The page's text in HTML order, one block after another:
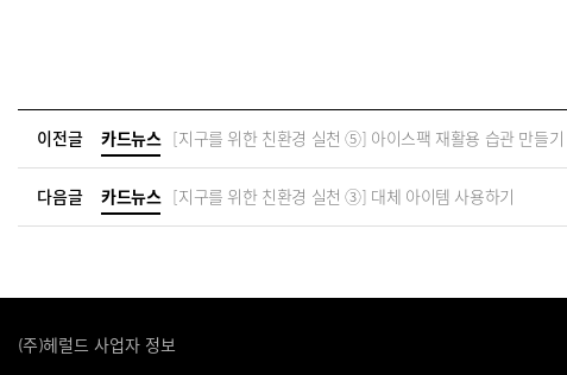
이전글 카드뉴스 [지구를 위한 친환경 실천 ⑤] 아이스팩 재활용 습관 만들기
다음글 카드뉴스 [지구를 위한 친환경 실천 ③] 대체 아이템 사용하기
(주)헤럴드 사업자 정보